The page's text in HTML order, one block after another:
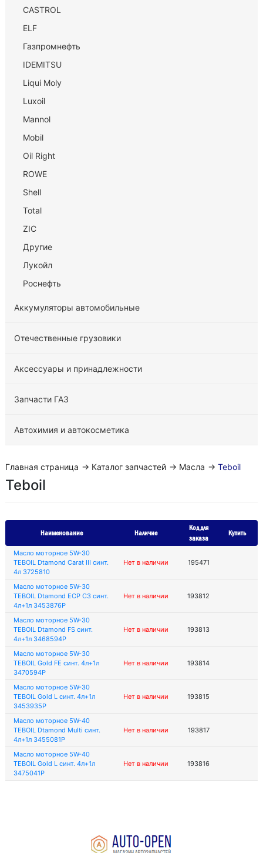
CASTROL
ELF
Газпромнефть
IDEMITSU
Liqui Moly
Luxoil
Mannol
Mobil
Oil Right
ROWE
Shell
Total
ZIC
Другие
Лукойл
Роснефть
Аккумуляторы автомобильные
Отечественные грузовики
Аксессуары и принадлежности
Запчасти ГАЗ
Автохимия и автокосметика
Главная страница → Каталог запчастей → Масла → Teboil
Teboil
Наименование Наличие
Код для
заказа
Купить
Масло моторное 5W-30
TEBOIL Dtamond Carat III синт.
4л 3725810
Нет в наличии 195471
Масло моторное 5W-30
TEBOIL Dtamond ECP C3 синт.
4л+1л 3453876P
Нет в наличии 193812
Масло моторное 5W-30
TEBOIL Dtamond FS синт.
4л+1л 3468594P
Нет в наличии 193813
Масло моторное 5W-30
TEBOIL Gold FE синт. 4л+1л
3470594P
Нет в наличии 193814
Масло моторное 5W-30
TEBOIL Gold L синт. 4л+1л
3453935P
Нет в наличии 193815
Масло моторное 5W-40
TEBOIL Dtamond Multi синт.
4л+1л 3455081P
Нет в наличии 193817
Масло моторное 5W-40
TEBOIL Gold L синт. 4л+1л
3475041P
Нет в наличии 193816